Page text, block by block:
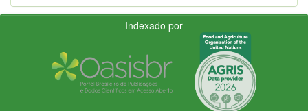
Indexado por